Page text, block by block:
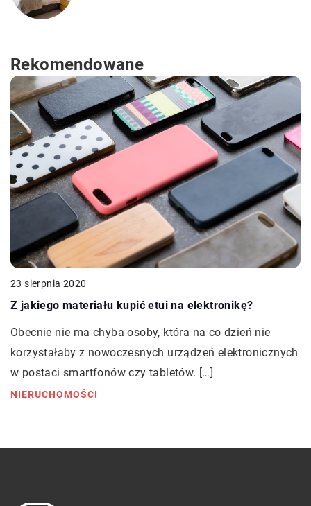
Rekomendowane
23 sierpnia 2020
Z jakiego materiału kupić etui na elektronikę?
Obecnie nie ma chyba osoby, która na co dzień nie
korzystałaby z nowoczesnych urządzeń elektronicznych
w postaci smartfonów czy tabletów. […]
NIERUCHOMOŚCI